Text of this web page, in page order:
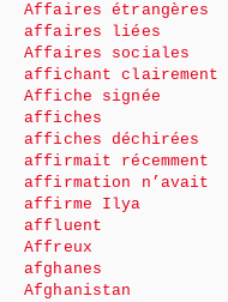
Affaires étrangères
affaires liées
Affaires sociales
affichant clairement
Affiche signée
affiches
affiches déchirées
affirmait récemment
affirmation n’avait
affirme Ilya
affluent
Affreux
afghanes
Afghanistan